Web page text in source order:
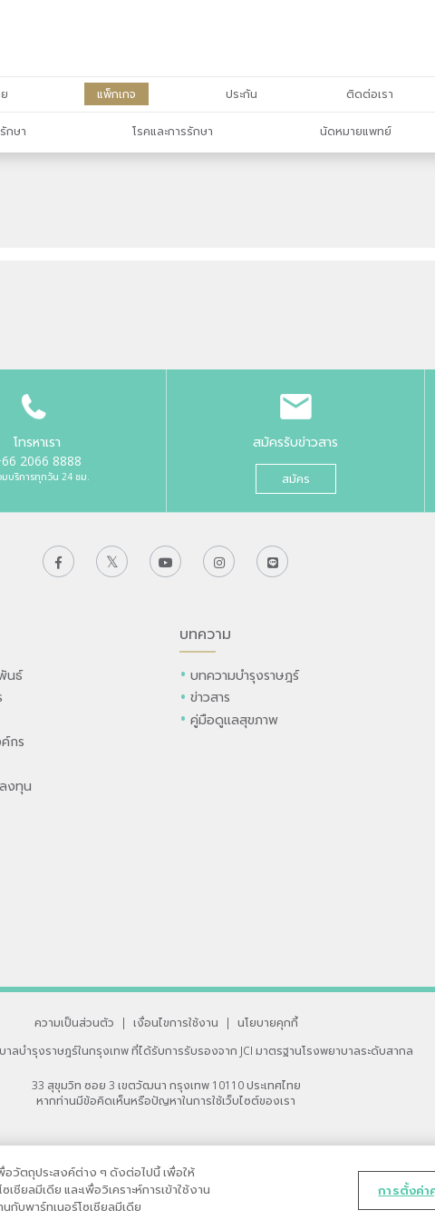
แพ็กเกจ ประกัน ติดต่อเรา
กษา โรคและการรักษา นัดหมายแพทย์
โทรหาเรา
2066 8888
บริการทุกวัน 24 ชม.
สมัครรับข่าวสาร
สมัคร
นธ์
กร
งทุน
บทความ
บทความบำรุงราษฎร์
ข่าวสาร
คู่มือดูแลสุขภาพ
ความเป็นส่วนตัว | เงื่อนไขการใช้งาน |
นโยบายคุกกี้
าลบำรุงราษฎร์ในกรุงเทพที่ได้รับการรับรองจาก JCI มาตรฐานโรงพยาบาลระดับสากล
33 สุขุมวิท ซอย 3 เขตวัฒนา กรุงเทพ 10110 ประเทศไทย
หากท่านมีข้อคิดเห็นหรือปัญหาในการใช้เว็บไซต์ของเรา
อวัตถุประสงค์ต่าง ๆ ดังต่อไปนี้ เพื่อให้
ยลมีเดีย และเพื่อวิเคราะห์การเข้าใช้งาน
กับพาร์ทเนอร์โซเชียลมีเดีย
การตั้งค่า